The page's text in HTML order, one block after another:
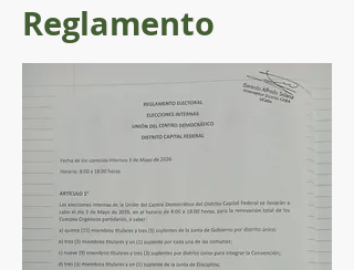
Reglamento